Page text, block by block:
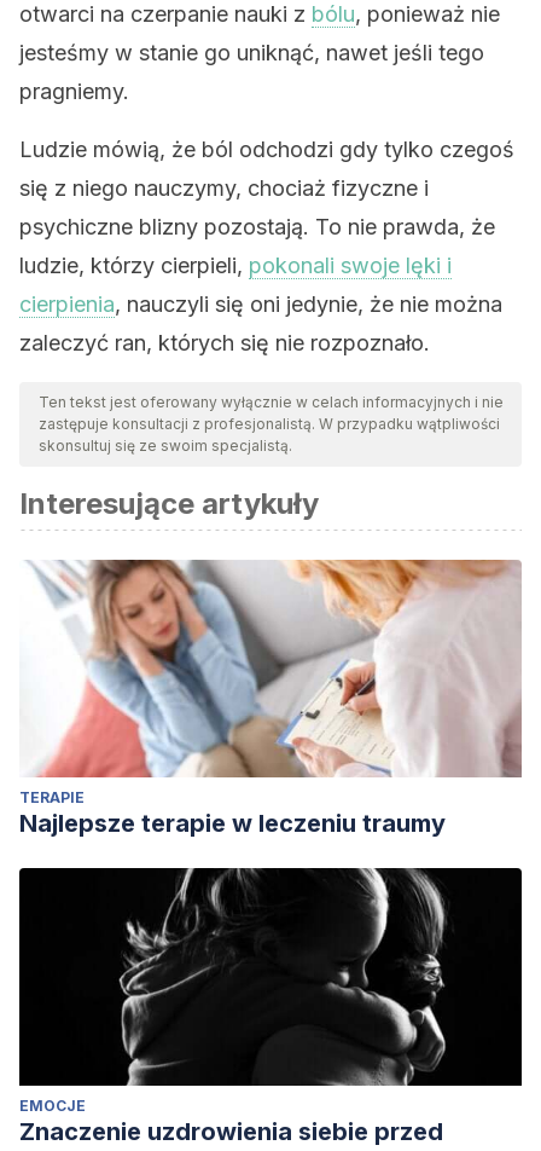
otwarci na czerpanie nauki z bólu, ponieważ nie
jesteśmy w stanie go uniknąć, nawet jeśli tego
pragniemy.
Ludzie mówią, że ból odchodzi gdy tylko czegoś
się z niego nauczymy, chociaż fizyczne i
psychiczne blizny pozostają. To nie prawda, że
ludzie, którzy cierpieli, pokonali swoje lęki i
cierpienia, nauczyli się oni jedynie, że nie można
zaleczyć ran, których się nie rozpoznało.
Ten tekst jest oferowany wyłącznie w celach informacyjnych i nie
zastępuje konsultacji z profesjonalistą. W przypadku wątpliwości
skonsultuj się ze swoim specjalistą.
Interesujące artykuły
TERAPIE
Najlepsze terapie w leczeniu traumy
EMOCJE
Znaczenie uzdrowienia siebie przed